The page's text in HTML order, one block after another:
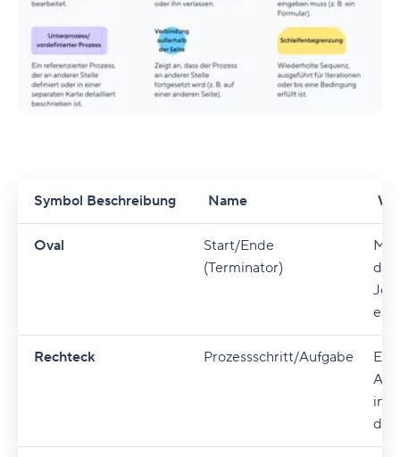
Symbol Beschreibung Name
Oval
Start/Ende
(Terminator)
das
Rechteck Prozessschritt/Aufgabe